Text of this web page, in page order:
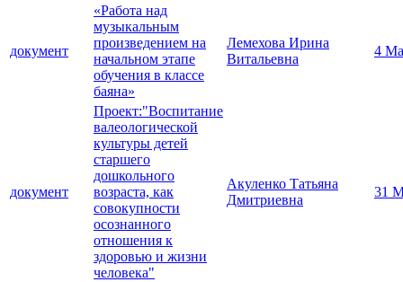
документ
«Работа над
музыкальным
произведением на
начальном этапе
обучения в классе
баяна»
Лемехова Ирина
Витальевна
4
документ
Проект:"Воспитание
валеологической
культуры детей
старшего
дошкольного
возраста, как
совокупности
осознанного
отношения к
здоровью и жизни
человека"
Акуленко Татьяна
Дмитриевна
31